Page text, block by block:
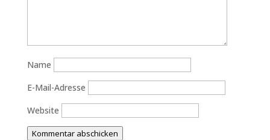
Name
E-Mail-Adresse
Website
Kommentar abschicken